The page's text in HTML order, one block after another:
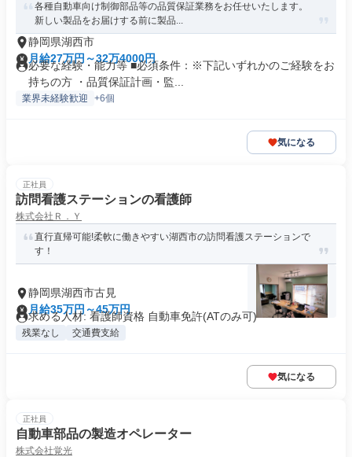
各種自動車向け制御部品等の品質保証業務をお任せいたします。
新しい製品をお届けする前に製品...
静岡県湖西市
月給27万円～32万4000円
必要な経験・能力等 ■必須条件：※下記いずれかのご経験をお
持ちの方 ・品質保証計画・監...
業界未経験歓迎 +6個
気になる
正社員
訪問看護ステーションの看護師
株式会社Ｒ．Ｙ
直行直帰可能!柔軟に働きやすい湖西市の訪問看護ステーションで
す！
静岡県湖西市古見
月給35万円～45万円
求める人材: 看護師資格 自動車免許(ATのみ可)
残業なし 交通費支給
気になる
正社員
自動車部品の製造オペレーター
株式会社覚光